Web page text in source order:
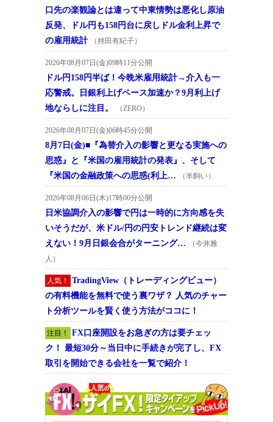
口先の楽観論とは違って中東情勢は悪化し原油
反発、ドル円も158円台に戻しドル金利上昇で
の雇用統計
（持田有紀子）
2026年08月07日(金)09時11分公開
ドル円158円半ば！今晩米雇用統計→介入も一
応警戒。日銀利上げペース加速か？9月利上げ
地ならしに注目。
（ZERO）
2026年08月07日(金)06時45分公開
8月7日(金)■『為替介入の影響と更なる実施への
思惑』と『米国の雇用統計の発表』、そして
『米国の金融政策への思惑(利上…
（羊飼い）
2026年08月06日(木)17時00分公開
日米協調介入の影響で円は一時的に方向感を失
いそうだが、米ドル/円の円安トレンド継続は変
えない！9月日銀会合がターニング…
（今井雅
人）
人気！
TradingView（トレーディングビュー）
の有料機能を無料で使う裏ワザ？ 人気のチャー
ト分析ツールを賢く使う方法がココに！
注目！
FX口座開設をお急ぎの方は要チェッ
ク！ 最短30分～当日中に手続きが完了し、FX
取引を開始できる会社を一覧で紹介！